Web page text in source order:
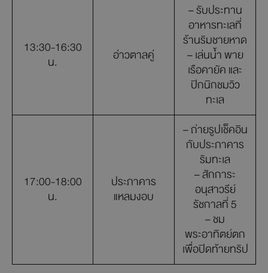
13:30-16:30
น.
อ่าวตาลคู่
– รับประทาน
อาหารทะเลที่
ร้านริมชายหาด
– เล่นน้ำ พาย
เรือคายัค และ
ปิกนิกชมวิว
ทะเล
17:00-18:00
น.
ประภาคาร
แหลมงอบ
– ถ่ายรูปเช็คอิน
กับประภาคาร
ริมทะเล
– สักการะ
อนุสาวรีย์
รัชกาลที่ 5
– ชม
พระอาทิตย์ตก
เพื่อปิดท้ายทริป